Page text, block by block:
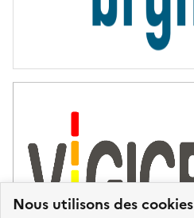
Nous utilisons des cookies